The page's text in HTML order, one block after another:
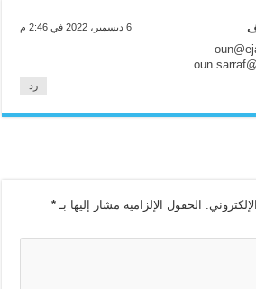
6 ديسمبر، 2022 في 2:46 م
رد
الحقول الإلزامية مشار إليها بـ*